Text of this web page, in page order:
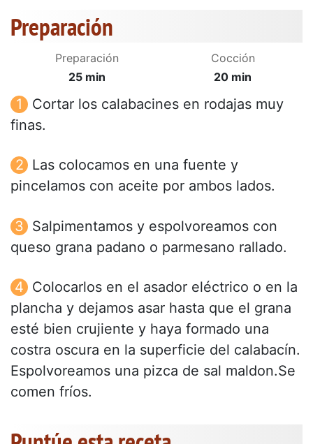
Preparación
Preparación
25 min
Cocción
20 min
Cortar los calabacines en rodajas muy
finas.
Las colocamos en una fuente y
pincelamos con aceite por ambos lados.
Salpimentamos y espolvoreamos con
queso grana padano o parmesano rallado.
Colocarlos en el asador eléctrico o en la
plancha y dejamos asar hasta que el grana
esté bien crujiente y haya formado una
costra oscura en la superficie del calabacín.
Espolvoreamos una pizca de sal maldon.Se
comen fríos.